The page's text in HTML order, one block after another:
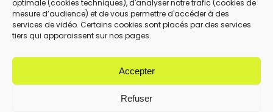
optimale (cookies techniques), d'analyser notre trafic (cookies de
mesure d’audience) et de vous permettre d'accéder à des
services de vidéo. Certains cookies sont placés par des services
tiers qui apparaissent sur nos pages.
Accepter
Refuser
stockage et le traitement de vos données
par ce site.